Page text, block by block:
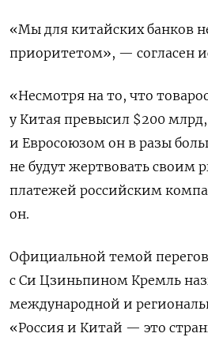
«Мы для китайских банков
приоритетом», — согласен
«Несмотря на то, что
у Китая превысил $200
и Евросоюзом он в разы
не будут жертвовать своим
платежей российским
он.
Официальной темой
с Си Цзиньпином Кремль
международной и
«Россия и Китай — это